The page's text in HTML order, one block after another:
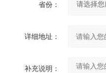
省份：
详细地址：
补充说明：